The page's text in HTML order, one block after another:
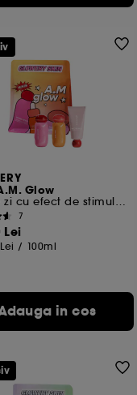
Glow
Trio de zi cu efect de stimulare a barierei cutanate
7
Lei
/ 100ml
in cos